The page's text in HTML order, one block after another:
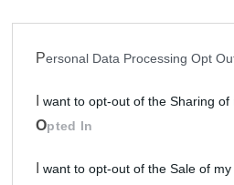
Personal Data Processing Opt
I want to opt-out of the Sharing of
Opted In
I want to opt-out of the Sale of